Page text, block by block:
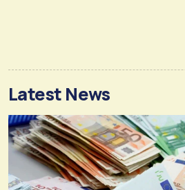
Latest News